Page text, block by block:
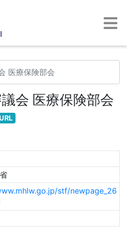
医療保険部会
会 医療保険部会
stf/newpage_26